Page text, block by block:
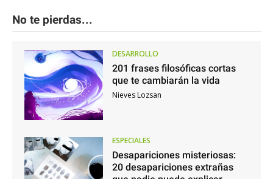
No te pierdas...
DESARROLLO
201 frases filosóficas cortas
que te cambiarán la vida
Nieves Lozsan
ESPECIALES
Desapariciones misteriosas:
20 desapariciones extrañas